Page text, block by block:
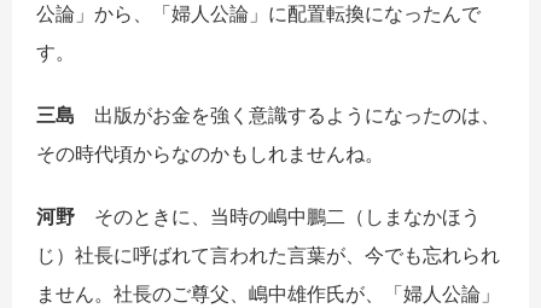
公論」から、「婦人公論」に配置転換になったんで
す。
三島 出版がお金を強く意識するようになったのは、
その時代頃からなのかもしれませんね。
河野 そのときに、当時の嶋中鵬二（しまなかほう
じ）社長に呼ばれて言われた言葉が、今でも忘れられ
ません。社長のご尊父、嶋中雄作氏が、「婦人公論」